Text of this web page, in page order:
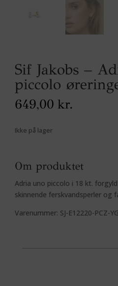
Sif Jakobs –
piccolo
649,00 kr.
Ikke på lager
Om produktet
Adria uno piccolo i 18 kt.
skinnende ferskvandsperler og
Varenummer: SJ-E12220-PCZ-YG